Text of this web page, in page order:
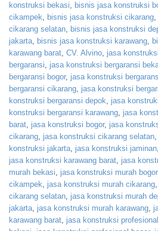
konstruksi bekasi, bisnis jasa konstruksi
cikampek, bisnis jasa konstruksi cikarang,
cikarang selatan, bisnis jasa konstruksi
jakarta, bisnis jasa konstruksi karawang,
karawang barat, CV. Alvino, jasa
bergaransi, jasa konstruksi bergaransi
bergaransi bogor, jasa konstruksi
bergaransi cikarang, jasa konstruksi
konstruksi bergaransi depok, jasa
konstruksi bergaransi karawang, jasa
barat, jasa konstruksi bogor, jasa
cikarang, jasa konstruksi cikarang selatan,
konstruksi jakarta, jasa konstruksi jaminan,
jasa konstruksi karawang barat, jasa
murah bekasi, jasa konstruksi murah bogor
cikampek, jasa konstruksi murah cikarang,
cikarang selatan, jasa konstruksi murah
jakarta, jasa konstruksi murah karawang,
karawang barat, jasa konstruksi profesional